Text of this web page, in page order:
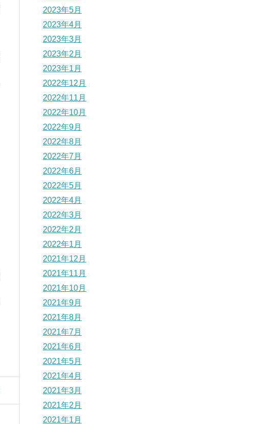
2023年5月
2023年4月
2023年3月
2023年2月
2023年1月
2022年12月
2022年11月
2022年10月
2022年9月
2022年8月
2022年7月
2022年6月
2022年5月
2022年4月
2022年3月
2022年2月
2022年1月
2021年12月
2021年11月
2021年10月
2021年9月
2021年8月
2021年7月
2021年6月
2021年5月
2021年4月
2021年3月
2021年2月
2021年1月